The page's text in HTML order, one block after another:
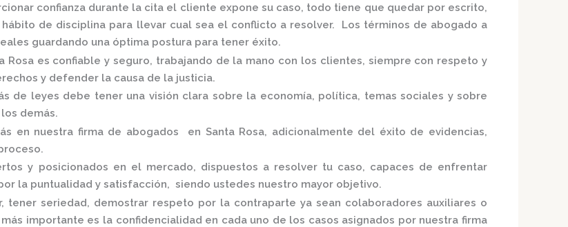
confianza durante la cita el cliente expone su caso, todo tiene que quedar por escrito,
de disciplina para llevar cual sea el conflicto a resolver. Los términos de abogado a
guardando una óptima postura para tener éxito.
Rosa es confiable y seguro, trabajando de la mano con los clientes, siempre con respeto y
y defender la causa de la justicia.
de leyes debe tener una visión clara sobre la economía, política, temas sociales y sobre
demás.
en nuestra firma de abogados en Santa Rosa, adicionalmente del éxito de evidencias,
y posicionados en el mercado, dispuestos a resolver tu caso, capaces de enfrentar
la puntualidad y satisfacción, siendo ustedes nuestro mayor objetivo.
tener seriedad, demostrar respeto por la contraparte ya sean colaboradores auxiliares o
importante es la confidencialidad en cada uno de los casos asignados por nuestra firma